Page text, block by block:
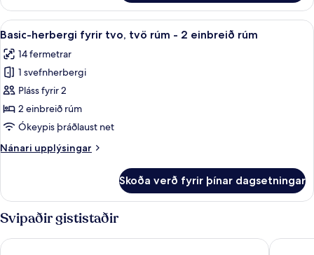
herbergi
með
tvíbreiðu
Skoða
allar
myndir
fyrir
Basic-
herbergi
fyrir
tvö
2
einbreið
rúm
Basic-herbergi fyrir tvo, tvö rúm - 2
8
Basic-herbergi fyrir tvo, tvö rúm - 2 einbreið rúm
14 fermetrar
1 svefnherbergi
Pláss fyrir 2
2 einbreið rúm
Ókeypis þráðlaust net
Nánari upplýsingar
Nánari
herbergi
fyrir
tvo,
tvö
rúm
Skoða verð fyrir þínar dagsetningar
Svipaðir gististaðir
B&B HOME Caen Centre Gare Brit